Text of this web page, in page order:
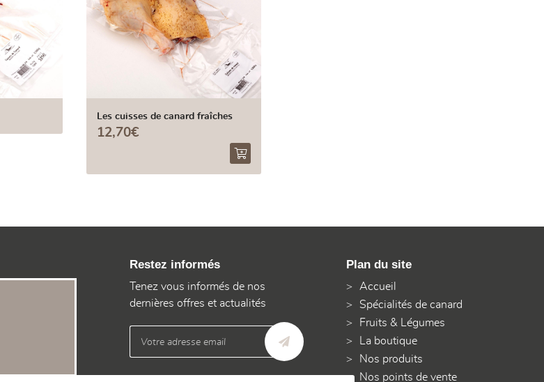
Les cuisses de canard fraîches
12,70€
Restez informés
Tenez vous informés de nos
dernières offres et actualités
Plan du site
Accueil
Spécialités de canard
Fruits & Légumes
La boutique
Nos produits
Nos points de vente